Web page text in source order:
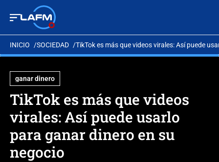
INICIO SOCIEDAD TikTok es más que videos virales: Así puede
ganar dinero
TikTok es más que videos
virales: Así puede usarlo
para ganar dinero en su
negocio